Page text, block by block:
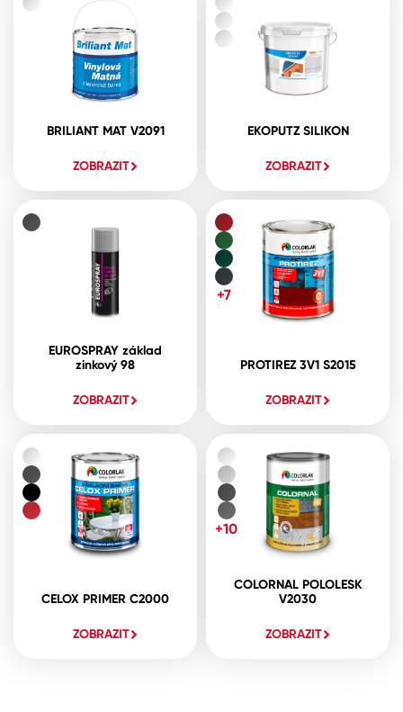
BRILIANT MAT V2091
ZOBRAZIT
EKOPUTZ SILIKON
ZOBRAZIT
EUROSPRAY základ
zinkový 98
ZOBRAZIT
PROTIREZ 3V1 S2015
ZOBRAZIT
+7
CELOX PRIMER C2000
ZOBRAZIT
COLORNAL POLOLESK
V2030
ZOBRAZIT
+10